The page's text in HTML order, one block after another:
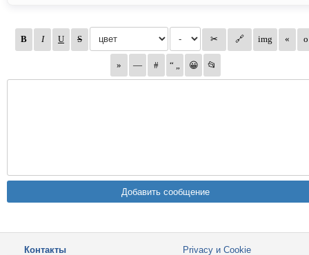
Контакты Privacy и Cookie